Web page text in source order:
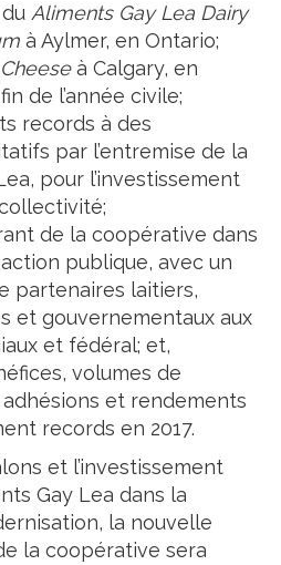
Aliments Gay Lea Dairy
à Aylmer, en Ontario;
à Calgary, en
de l’année civile;
records à des
par l’entremise de la
pour l’investissement
de la coopérative dans
action publique, avec un
partenaires laitiers,
et gouvernementaux aux
et fédéral; et,
volumes de
et rendements
records en 2017.
et l’investissement
Gay Lea dans la
la nouvelle
la coopérative sera